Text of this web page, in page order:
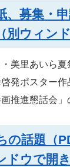
、募集・申
別ウィン
美里あいら夏
啓発ポスター
画推進懇話会
の話題（
ドウで開